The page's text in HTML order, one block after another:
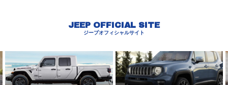
JEEP OFFICIAL SITE
ジープオフィシャルサイト